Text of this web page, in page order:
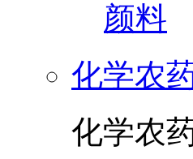
颜料
化学农
化学农